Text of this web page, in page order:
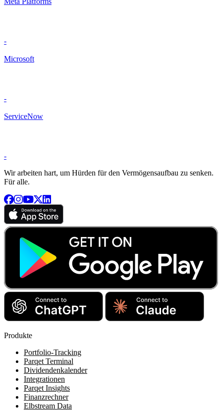
-
Microsoft
-
ServiceNow
-
Wir arbeiten hart, um Hürden für den Vermögensaufbau zu senken.
Für alle.
Produkte
Portfolio-Tracking
Parqet Terminal
Dividendenkalender
Integrationen
Parqet Insights
Finanzrechner
Elbstream Data